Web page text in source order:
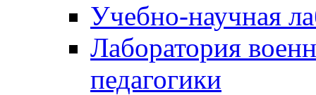
Учебно-научная
Лаборатория
педагогики